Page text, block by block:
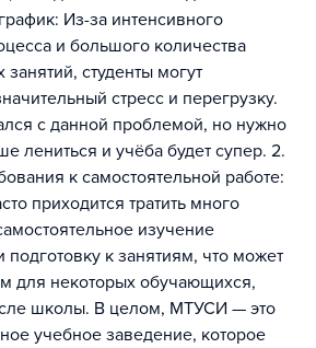
Из-за интенсивного
и большого количества
занятий, студенты могут
стресс и перегрузку.
с данной проблемой, но нужно
лениться и учёба будет супер. 2.
к самостоятельной работе:
приходится тратить много
изучение
подготовку к занятиям, что может
для некоторых обучающихся,
школы. В целом, МТУСИ — это
учебное заведение, которое